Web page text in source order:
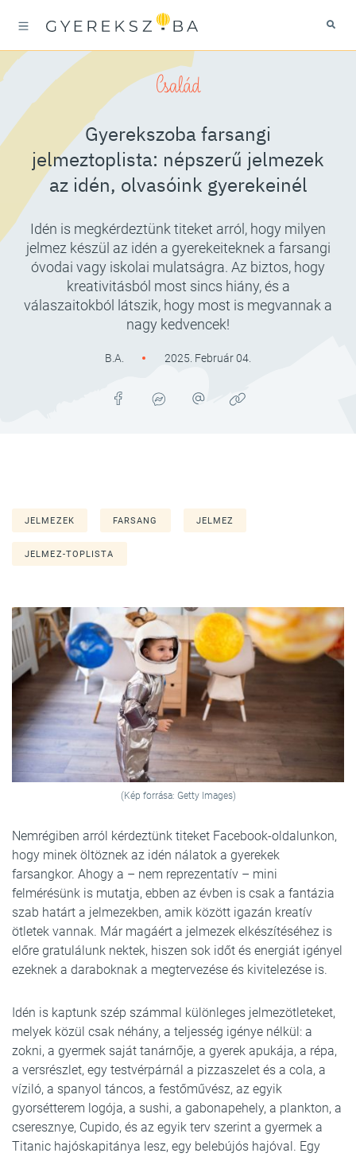
Család
Gyerekszoba farsangi
jelmeztoplista: népszerű jelmezek
az idén, olvasóink gyerekeinél
Idén is megkérdeztünk titeket arról, hogy milyen
jelmez készül az idén a gyerekeiteknek a farsangi
óvodai vagy iskolai mulatságra. Az biztos, hogy
kreativitásból most sincs hiány, és a
válaszaitokból látszik, hogy most is megvannak a
nagy kedvencek!
B.A. 2025. Február 04.
JELMEZEK FARSANG JELMEZ
JELMEZ-TOPLISTA
(Kép forrása: Getty Images)
Nemrégiben arról kérdeztünk titeket Facebook-oldalunkon,
hogy minek öltöznek az idén nálatok a gyerekek
farsangkor. Ahogy a – nem reprezentatív – mini
felmérésünk is mutatja, ebben az évben is csak a fantázia
szab határt a jelmezekben, amik között igazán kreatív
ötletek vannak. Már magáért a jelmezek elkészítéséhez is
előre gratulálunk nektek, hiszen sok időt és energiát igényel
ezeknek a daraboknak a megtervezése és kivitelezése is.
Idén is kaptunk szép számmal különleges jelmezötleteket,
melyek közül csak néhány, a teljesség igénye nélkül: a
zokni, a gyermek saját tanárnője, a gyerek apukája, a répa,
a versrészlet, egy testvérpárnál a pizzaszelet és a cola, a
víziló, a spanyol táncos, a festőművész, az egyik
gyorsétterem logója, a sushi, a gabonapehely, a plankton, a
cseresznye, Cupido, és az egyik terv szerint a gyermek a
Titanic hajóskapitánya lesz, egy belebújós hajóval. Egy